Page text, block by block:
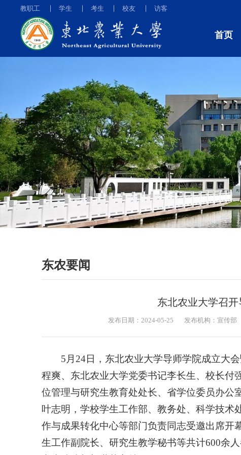
教职工 学生 考生 校友 访客
首页
东农要闻
东北农业大学召
发布日期：2024-05-25 发布机构：宣传部
5月24日，东北农业大学导师学院成立大
程爽、 东北农业大学党委书记李长生、校长付
位管理与研究生教育处处长、省学位委员办公
叶志明，学校学生工作部、教务处、科学技术
作与成果转化中心等部门负责同志受邀出席开
生工作副院长、研究生教学秘书等共计600余